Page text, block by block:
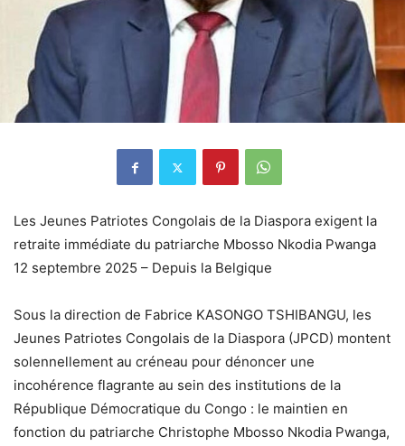
Les Jeunes Patriotes Congolais de la Diaspora exigent la
retraite immédiate du patriarche Mbosso Nkodia Pwanga
12 septembre 2025 – Depuis la Belgique
Sous la direction de Fabrice KASONGO TSHIBANGU, les
Jeunes Patriotes Congolais de la Diaspora (JPCD) montent
solennellement au créneau pour dénoncer une
incohérence flagrante au sein des institutions de la
République Démocratique du Congo : le maintien en
fonction du patriarche Christophe Mbosso Nkodia Pwanga,